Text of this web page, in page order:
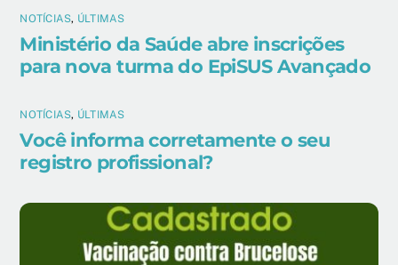
NOTÍCIAS, ÚLTIMAS
Ministério da Saúde abre inscrições
para nova turma do EpiSUS Avançado
NOTÍCIAS, ÚLTIMAS
Você informa corretamente o seu
registro profissional?